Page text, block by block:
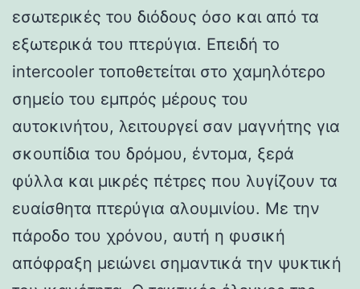
εσωτερικές του διόδους όσο και από τα
εξωτερικά του πτερύγια. Επειδή το
intercooler τοποθετείται στο χαμηλότερο
σημείο του εμπρός μέρους του
αυτοκινήτου, λειτουργεί σαν μαγνήτης για
σκουπίδια του δρόμου, έντομα, ξερά
φύλλα και μικρές πέτρες που λυγίζουν τα
ευαίσθητα πτερύγια αλουμινίου. Με την
πάροδο του χρόνου, αυτή η φυσική
απόφραξη μειώνει σημαντικά την ψυκτική